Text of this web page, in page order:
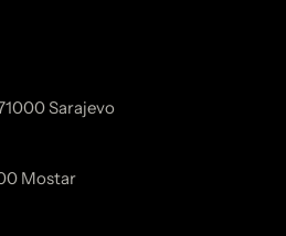
Sarajevo
Mostar